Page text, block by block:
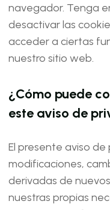
navegador. Tenga
desactivar las
acceder a ciertas
nuestro sitio web.
¿Cómo puede
este aviso de
El presente aviso
modificaciones,
derivadas de
nuestras propias